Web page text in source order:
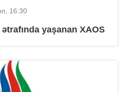
16:30
yaşanan XAOS